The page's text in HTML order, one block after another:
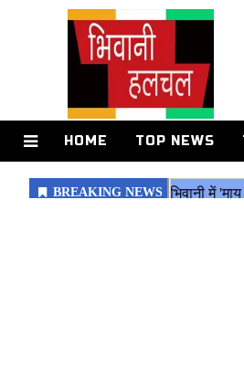
HOME TOP NEWS